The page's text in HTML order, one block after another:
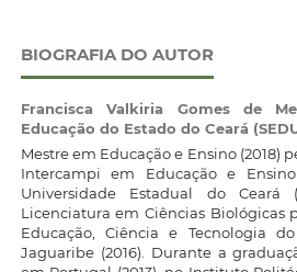
BIOGRAFIA DO AUTOR
Francisca Valkiria Gomes de
Educação do Estado do Ceará
Mestre em Educação e Ensino (2018)
Intercampi em Educação e
Universidade Estadual do Ceará
Licenciatura em Ciências Biológicas
Educação, Ciência e Tecnologia
Jaguaribe (2016). Durante a